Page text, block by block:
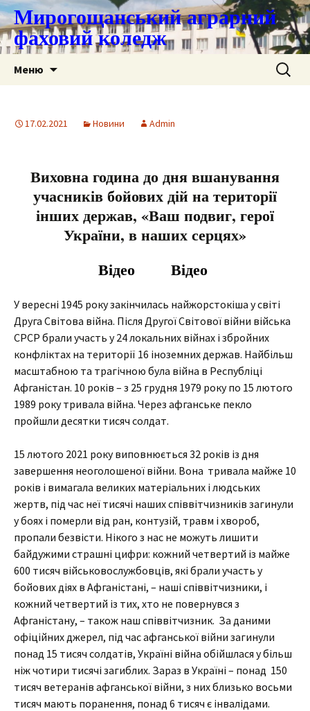
Мирогощанський аграрний
фаховий коледж
Меню Пошук:
17.02.2021 Новини Admin
Виховна година до дня вшанування
учасників бойових дій на території
інших держав, «Ваш подвиг, герої
України, в наших серцях»
Відео
Відео
У вересні 1945 року закінчилась найжорстокіша у світі
Друга Світова війна. Після Другої Світової війни війська
СРСР брали участь у 24 локальних війнах і збройних
конфліктах на території 16 іноземних держав. Найбільш
масштабною та трагічною була війна в Республіці
Афганістан. 10 років – з 25 грудня 1979 року по 15 лютого
1989 року тривала війна. Через афганське пекло
пройшли десятки тисяч солдат.
15 лютого 2021 року виповнюється 32 років із дня
завершення неоголошеної війни. Вона тривала майже 10
років і вимагала великих матеріальних і людських
жертв, під час неї тисячі наших співвітчизників загинули
у боях і померли від ран, контузій, травм і хвороб,
пропали безвісти. Нікого з нас не можуть лишити
байдужими страшні цифри: кожний четвертий із майже
600 тисяч військовослужбовців, які брали участь у
бойових діях в Афганістані, – наші співвітчизники, і
кожний четвертий із тих, хто не повернувся з
Афганістану, – також наш співвітчизник. За даними
офіційних джерел, під час афганської війни загинули
понад 15 тисяч солдатів, Україні війна обійшлася у більш
ніж чотири тисячі загиблих. Зараз в Україні – понад 150
тисяч ветеранів афганської війни, з них близько восьми
тисяч мають поранення, понад 6 тисяч є інвалідами.